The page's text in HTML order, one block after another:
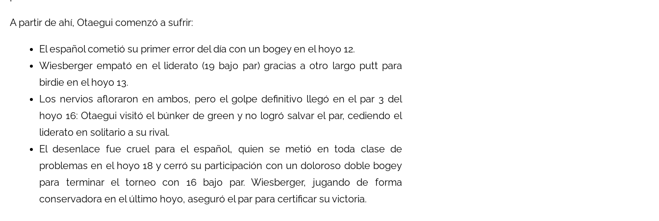
A partir de ahí, Otaegui comenzó a sufrir:
El español cometió su primer error del día con un bogey en el hoyo 12.
Wiesberger empató en el liderato (19 bajo par) gracias a otro largo putt para
birdie en el hoyo 13.
Los nervios afloraron en ambos, pero el golpe definitivo llegó en el par 3 del
hoyo 16: Otaegui visitó el búnker de green y no logró salvar el par, cediendo el
liderato en solitario a su rival.
El desenlace fue cruel para el español, quien se metió en toda clase de
problemas en el hoyo 18 y cerró su participación con un doloroso doble bogey
para terminar el torneo con 16 bajo par. Wiesberger, jugando de forma
conservadora en el último hoyo, aseguró el par para certificar su victoria.